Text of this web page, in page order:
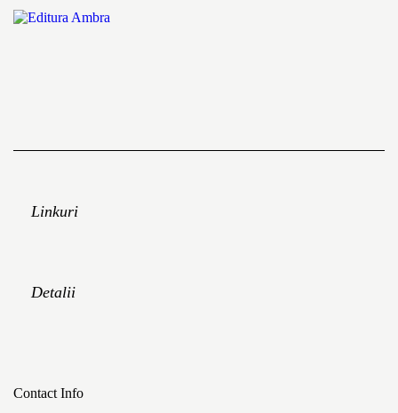
Linkuri
Detalii
Contact Info